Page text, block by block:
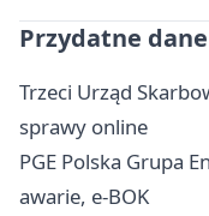
Przydatne
Trzeci Urząd
sprawy online
PGE Polska Grupa
awarie, e-BOK